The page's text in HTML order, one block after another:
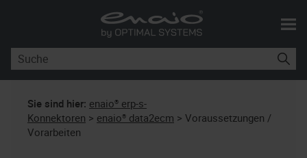
Skip To Main Content
Sie sind hier: enaio® erp-s-
Konnektoren > enaio® data2ecm > Voraussetzungen /
Vorarbeiten